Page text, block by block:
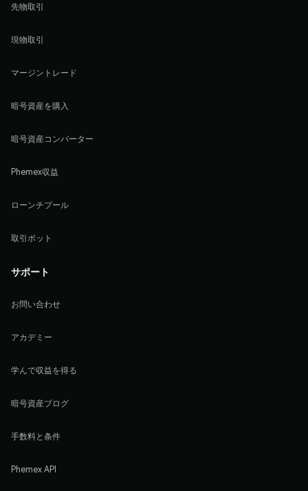
先物取引
現物取引
マージントレード
暗号資産を購入
暗号資産コンバーター
Phemex収益
ローンチプール
取引ボット
サポート
お問い合わせ
アカデミー
学んで収益を得る
暗号資産ブログ
手数料と条件
Phemex API